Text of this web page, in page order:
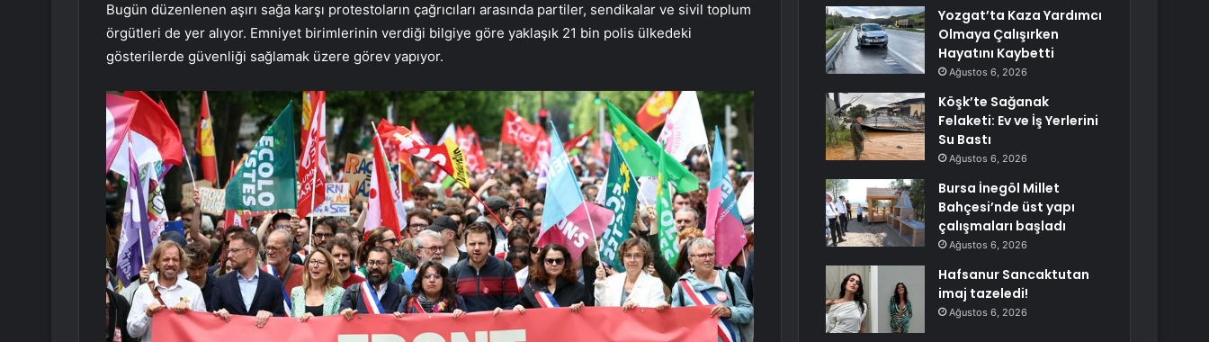
Bugün düzenlenen aşırı sağa karşı protestoların çağrıcıları arasında partiler, sendikalar ve sivil toplum
örgütleri de yer alıyor. Emniyet birimlerinin verdiği bilgiye göre yaklaşık 21 bin polis ülkedeki
gösterilerde güvenliği sağlamak üzere görev yapıyor.
Yozgat’ta Kaza Yardımcı
Olmaya Çalışırken
Hayatını Kaybetti
Ağustos 6, 2026
Köşk’te Sağanak
Felaketi: Ev ve İş Yerlerini
Su Bastı
Ağustos 6, 2026
Bursa İnegöl Millet
Bahçesi’nde üst yapı
çalışmaları başladı
Ağustos 6, 2026
Hafsanur Sancaktutan
imaj tazeledi!
Ağustos 6, 2026